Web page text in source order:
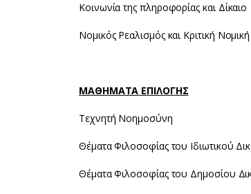
Κοινωνία της πληροφορίας και Δίκαιο
Νομικός Ρεαλισμός και Κριτική
ΜΑΘΗΜΑΤΑ ΕΠΙΛΟΓΗΣ
Τεχνητή Νοημοσύνη
Θέματα Φιλοσοφίας του Ιδιωτικού
Θέματα Φιλοσοφίας του Δημοσίου